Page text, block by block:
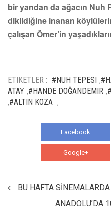
bir yandan da ağacın Nuh
dikildiğine inanan
çalışan Ömer’in
ETIKETLER : #NUH TEPESI
ATAY #HANDE DOĞANDEMIR
#ALTIN KOZA
Facebook
Google+
BU HAFTA
ANADOLU’DA